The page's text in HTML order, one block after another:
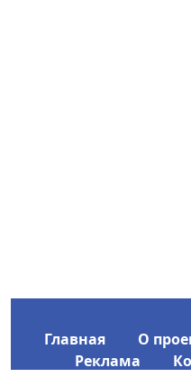
Главная О
Реклама